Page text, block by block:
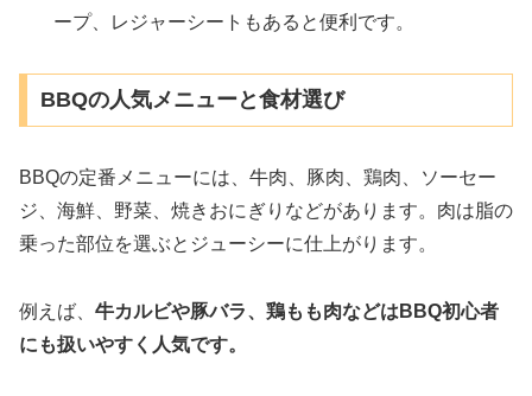
ープ、レジャーシートもあると便利です。
BBQの人気メニューと食材選び
BBQの定番メニューには、牛肉、豚肉、鶏肉、ソーセー
ジ、海鮮、野菜、焼きおにぎりなどがあります。肉は脂の
乗った部位を選ぶとジューシーに仕上がります。
例えば、 牛カルビや豚バラ、鶏もも肉などはBBQ初心者
にも扱いやすく人気です。